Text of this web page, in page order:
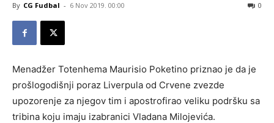
By CG Fudbal - 6 Nov 2019. 00:00 0
Menadžer Totenhema Maurisio Poketino priznao je da je
prošlogodišnji poraz Liverpula od Crvene zvezde
upozorenje za njegov tim i apostrofirao veliku podršku sa
tribina koju imaju izabranici Vladana Milojevića.